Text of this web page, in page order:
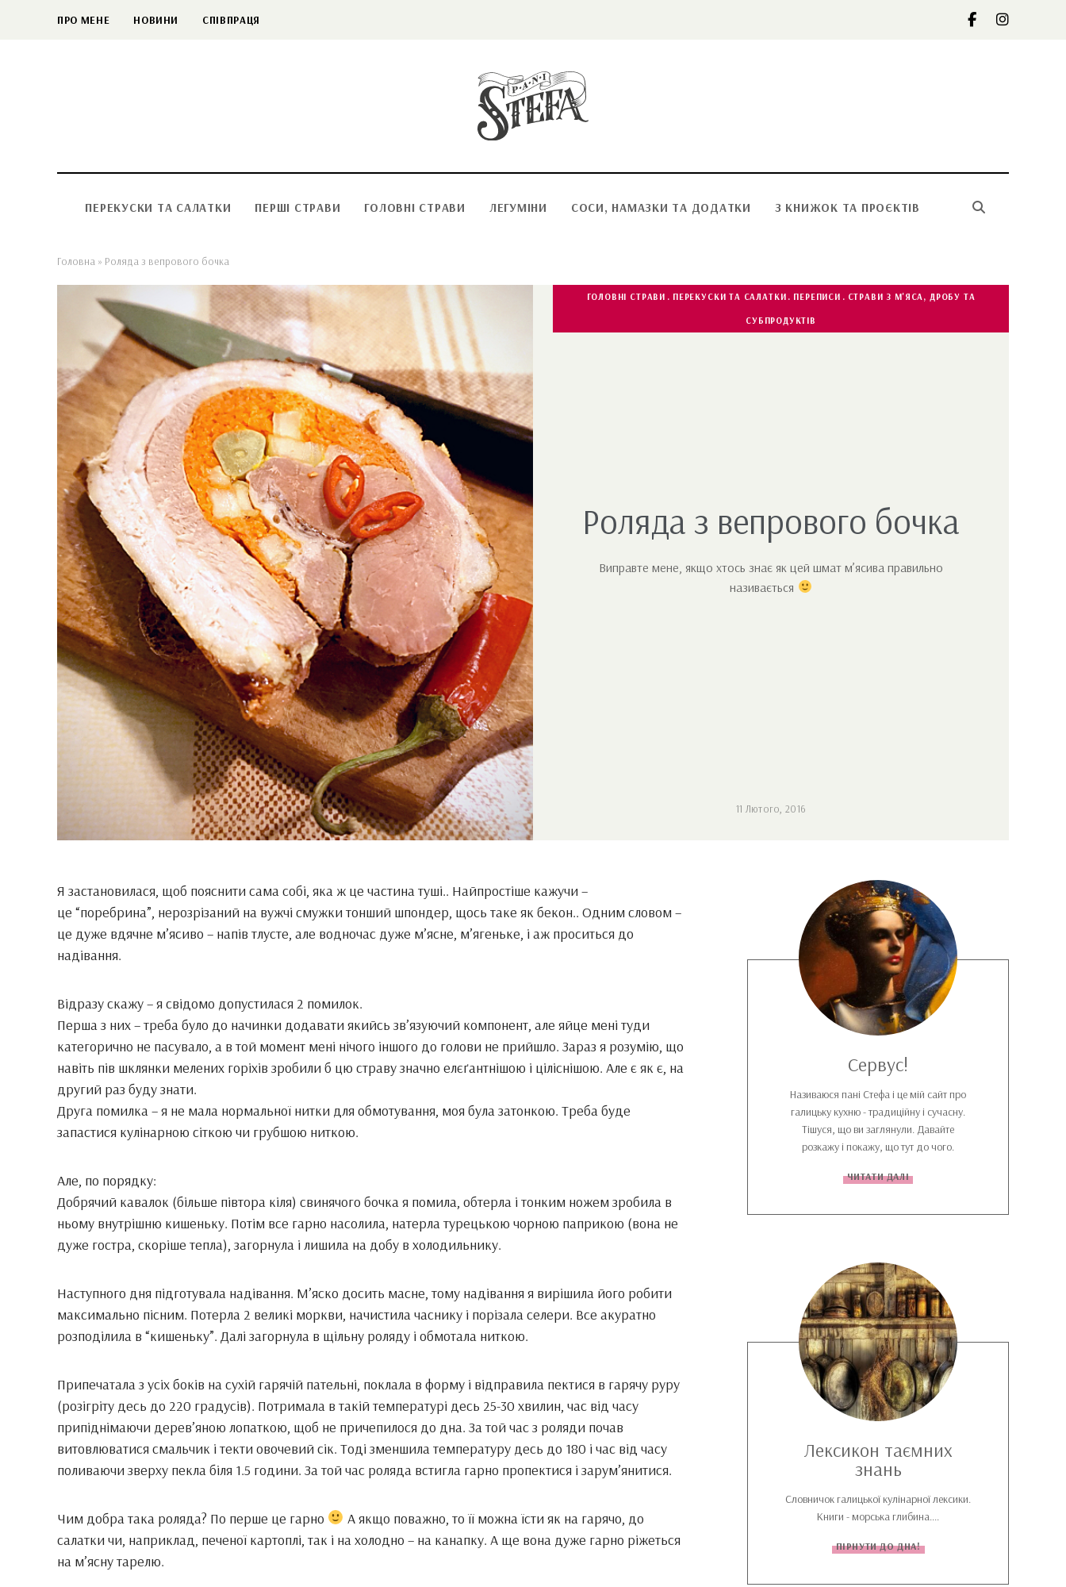
ПРО МЕНЕ НОВИНИ СПІВПРАЦЯ
ПЕРЕКУСКИ ТА САЛАТКИ ПЕРШІ СТРАВИ ГОЛОВНІ СТРАВИ ЛЕГУМІНИ СОСИ, НАМАЗКИ ТА ДОДАТКИ З КНИЖОК ТА ПРОЄКТІВ
Головна » Роляда з вепрового бочка
ГОЛОВНІ СТРАВИ ПЕРЕКУСКИ ТА САЛАТКИ ПЕРЕПИСИ СТРАВИ З М'ЯСА, ДРОБУ ТА
СУБПРОДУКТІВ
Роляда з вепрового бочка
11 Лютого, 2016
Виправте мене, якщо хтось знає як цей шмат м’ясива правильно
називається
Я застановилася, щоб пояснити сама собі, яка ж це частина туші.. Найпростіше кажучи –
це “поребрина”, нерозрізаний на вужчі смужки тонший шпондер, щось таке як бекон.. Одним словом –
це дуже вдячне м’ясиво – напів тлусте, але водночас дуже м’ясне, м’ягеньке, і аж проситься до
надівання.
Відразу скажу – я свідомо допустилася 2 помилок.
Перша з них – треба було до начинки додавати якийсь зв’язуючий компонент, але яйце мені туди
категорично не пасувало, а в той момент мені нічого іншого до голови не прийшло. Зараз я розумію, що
навіть пів шклянки мелених горіхів зробили б цю страву значно елєґантнішою і ціліснішою. Але є як є, на
другий раз буду знати.
Друга помилка – я не мала нормальної нитки для обмотування, моя була затонкою. Треба буде
запастися кулінарною сіткою чи грубшою ниткою.
Але, по порядку:
Добрячий кавалок (більше півтора кіля) свинячого бочка я помила, обтерла і тонким ножем зробила в
ньому внутрішню кишеньку. Потім все гарно насолила, натерла турецькою чорною паприкою (вона не
дуже гостра, скоріше тепла), загорнула і лишила на добу в холодильнику.
Наступного дня підготувала надівання. М’яско досить масне, тому надівання я вирішила його робити
максимально пісним. Потерла 2 великі моркви, начистила часнику і порізала селери. Все акуратно
розподілила в “кишеньку”. Далі загорнула в щільну роляду і обмотала ниткою.
Припечатала з усіх боків на сухій гарячій пательні, поклала в форму і відправила пектися в гарячу руру
(розігріту десь до 220 градусів). Потримала в такій температурі десь 25-30 хвилин, час від часу
припіднімаючи дерев’яною лопаткою, щоб не причепилося до дна. За той час з роляди почав
витовлюватися смальчик і текти овочевий сік. Тоді зменшила температуру десь до 180 і час від часу
поливаючи зверху пекла біля 1.5 години. За той час роляда встигла гарно пропектися і зарум’янитися.
Чим добра така роляда? По перше це гарно
А якщо поважно, то її можна їсти як на гарячо, до
салатки чи, наприклад, печеної картоплі, так і на холодно – на канапку. А ще вона дуже гарно ріжеться
на м’ясну тарелю.
Сервус!
Називаюся пані Стефа і це мій сайт про
галицьку кухню - традиційну і сучасну.
Тішуся, що ви заглянули. Давайте
розкажу і покажу, що тут до чого.
ЧИТАТИ ДАЛІ
Лексикон таємних
знань
Словничок галицької кулінарної лексики.
Книги - морська глибина....
ПІРНУТИ ДО ДНА!